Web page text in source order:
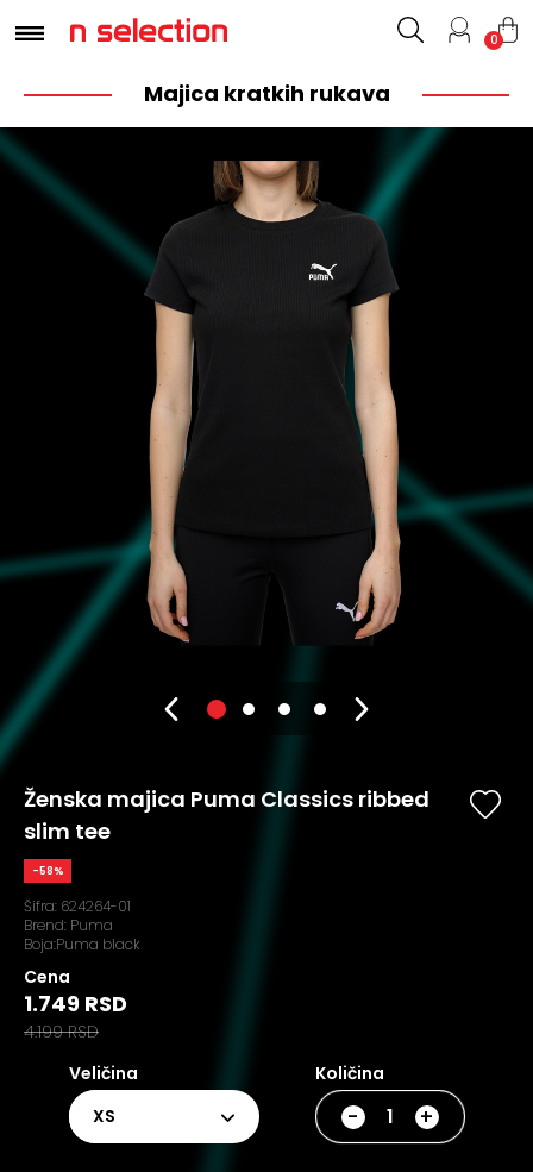
0
Majica kratkih rukava
Ženska majica Puma Classics ribbed
slim tee
-58%
Šifra: 624264-01
Brend: Puma
Boja:Puma black
Cena
1.749 RSD
4.199 RSD
Veličina
XS
Količina
- +